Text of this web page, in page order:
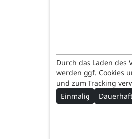
Durch das Laden des
werden ggf. Cookies
und zum Tracking
Einmalig
Dauerhaft